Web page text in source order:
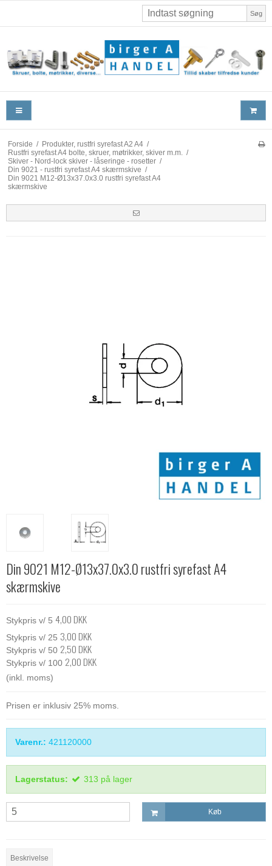
Søg
Forside / Produkter, rustfri syrefast A2 A4 /
Rustfri syrefast A4 bolte, skruer, møtrikker, skiver m.m. /
Skiver - Nord-lock skiver - låseringe - rosetter /
Din 9021 - rustfri syrefast A4 skærmskive /
Din 9021 M12-Ø13x37.0x3.0 rustfri syrefast A4
skærmskive
Din 9021 M12-Ø13x37.0x3.0 rustfri syrefast A4
skærmskive
Stykpris v/ 5 4,00 DKK
Stykpris v/ 25 3,00 DKK
Stykpris v/ 50 2,50 DKK
Stykpris v/ 100 2,00 DKK
(inkl. moms)
Prisen er inklusiv 25% moms.
Varenr.: 421120000
Lagerstatus: 313 på lager
Køb
Beskrivelse